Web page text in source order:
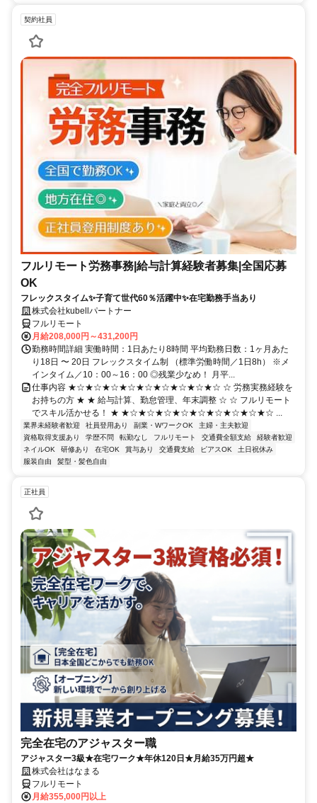
契約社員
フルリモート労務事務|給与計算経験者募集|全国応募
OK
フレックスタイム✨子育て世代60％活躍中✨在宅勤務手当あり
株式会社kubellパートナー
フルリモート
月給208,000円～431,200円
勤務時間詳細 実働時間：1日あたり8時間 平均勤務日数：1ヶ月あた
り18日 〜 20日 フレックスタイム制 （標準労働時間／1日8h） ※メ
インタイム／10：00～16：00 ◎残業少なめ！ 月平...
仕事内容 ★☆★☆★☆★☆★☆★☆★☆★☆★☆ ☆ 労務実務経験を
お持ちの方 ★ ★ 給与計算、勤怠管理、年末調整 ☆ ☆ フルリモート
でスキル活かせる！ ★ ★☆★☆★☆★☆★☆★☆★☆★☆★☆ ...
業界未経験者歓迎 社員登用あり 副業・WワークOK
主婦・主夫歓迎
資格取得支援あり
学歴不問 転勤なし フルリモート 交通費全額支給
経験者歓迎
ネイルOK
研修あり 在宅OK 賞与あり 交通費支給 ピアスOK
土日祝休み
服装自由
髪型・髪色自由
正社員
完全在宅のアジャスター職
アジャスター3級★在宅ワーク★年休120日★月給35万円超★
株式会社はなまる
フルリモート
月給355,000円以上